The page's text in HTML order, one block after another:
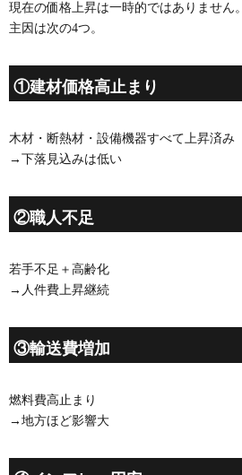
現在の価格上昇は一時的ではありません。
主因は次の4つ。
①建材価格高止まり
木材・断熱材・設備機器すべて上昇済み
→下落見込みは低い
②職人不足
若手不足＋高齢化
→人件費上昇継続
③輸送費増加
燃料費高止まり
→地方ほど影響大